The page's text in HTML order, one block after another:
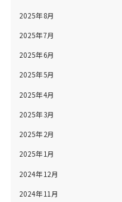
2025年8月
2025年7月
2025年6月
2025年5月
2025年4月
2025年3月
2025年2月
2025年1月
2024年12月
2024年11月